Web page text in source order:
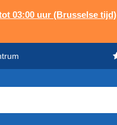
03:00 uur (Brusselse tijd)